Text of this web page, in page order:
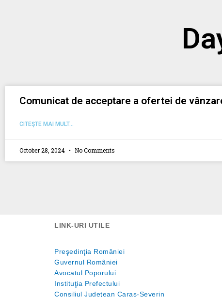
Comunicat de acceptare a ofertei de
CITEŞTE MAI MULT...
October 28, 2024 No Comments
LINK-URI UTILE
Preşedinţia României
Guvernul României
Avocatul Poporului
Instituţia Prefectului
Consiliul Judeţean Caraş-Severin